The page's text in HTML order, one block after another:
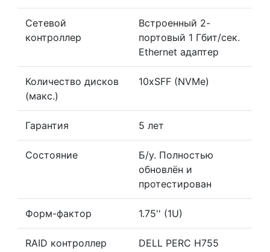
Сетевой
контроллер
Встроенный 2-
портовый 1 Гбит/сек.
Ethernet адаптер
Количество дисков
(макс.)
10xSFF (NVMe)
Гарантия 5 лет
Состояние
Б/у. Полностью
обновлён и
протестирован
Форм-фактор 1.75'' (1U)
RAID контроллер
DELL PERC H755